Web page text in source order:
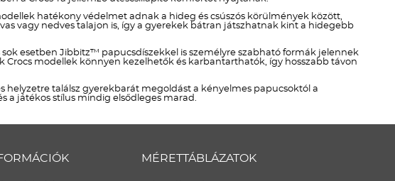
hatékony védelmet adnak a hideg és csúszós körülmények között,
vagy nedves talajon is, így a gyerekek bátran játszhatnak kint a hidegebb
esetben Jibbitz™ papucsdíszekkel is személyre szabható formák jelennek
modellek könnyen kezelhetők és karbantarthatók, így hosszabb távon
találsz gyerekbarát megoldást a kényelmes papucsoktól a
a játékos stílus mindig elsődleges marad.
MÉRETTÁBLÁZATOK